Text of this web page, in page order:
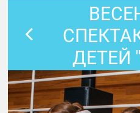
ДЕТЕЙ